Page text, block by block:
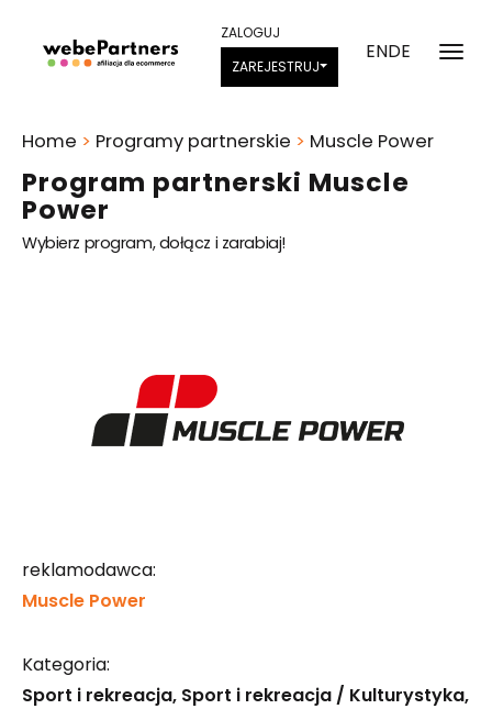
ENDE
ZALOGUJ
ZAREJESTRUJ
Program partnerski Muscle
Power
Wybierz program, dołącz i zarabiaj!
Home > Programy partnerskie > Muscle Power
reklamodawca:
Muscle Power
Kategoria:
Sport i rekreacja Sport i rekreacja / Kulturystyka